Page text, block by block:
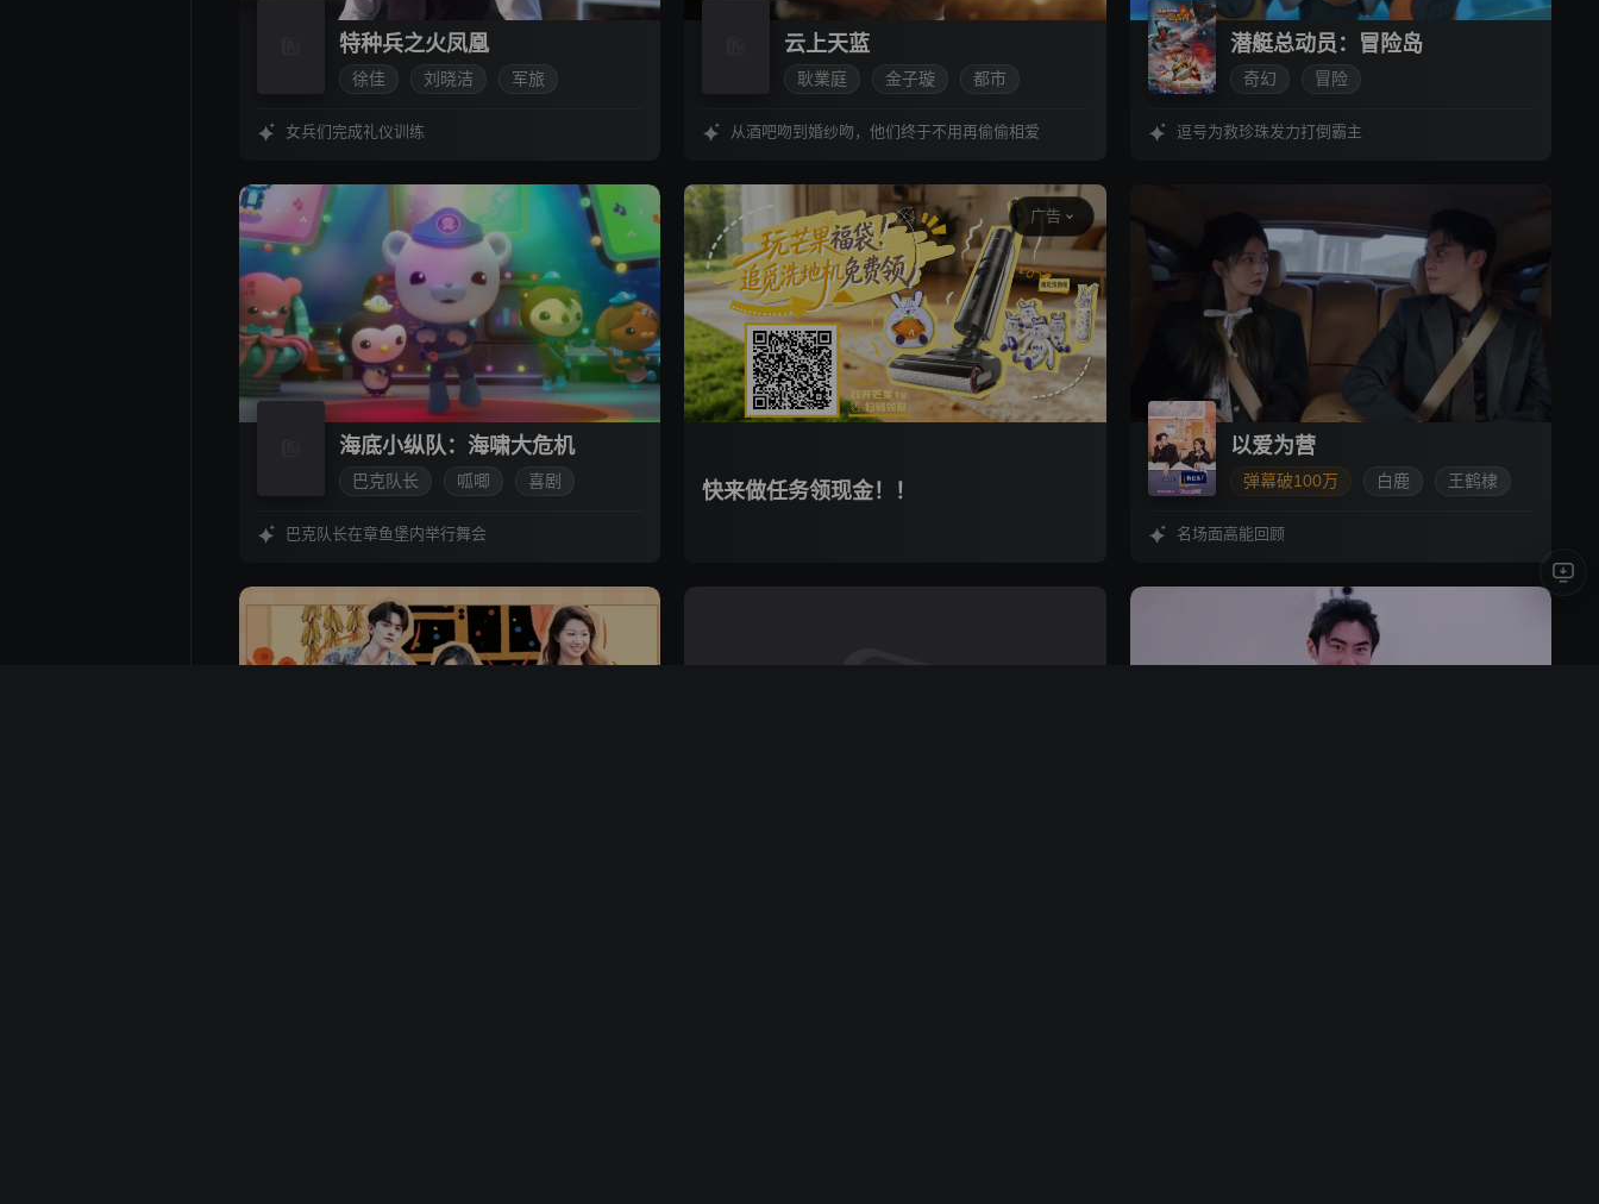
特种兵之火凤凰
徐佳 刘晓洁 军旅
女兵们完成礼仪训练
云上天蓝
耿業庭 金子璇 都市
爱情
从酒吧吻到婚纱吻，他们终于不用再偷偷相爱
潜艇总动员：冒险岛
奇幻 冒险
逗号为救珍珠发力打倒霸主
海底小纵队：海啸大危机
巴克队长 呱唧 喜剧
科幻
巴克队长在章鱼堡内举行舞会
快来做任务领现金！！
广告
以爱为营
弹幕破100万 白鹿 王鹤棣
名场面高能回顾